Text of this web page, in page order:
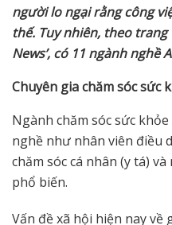
người lo ngại rằng công vi
thế. Tuy nhiên, theo trang
News’, có 11 ngành nghề
Chuyên gia chăm sóc sức
Ngành chăm sóc sức
nghề như nhân viên điều
chăm sóc cá nhân (y tá)
phổ biến.
Vấn đề xã hội hiện nay về